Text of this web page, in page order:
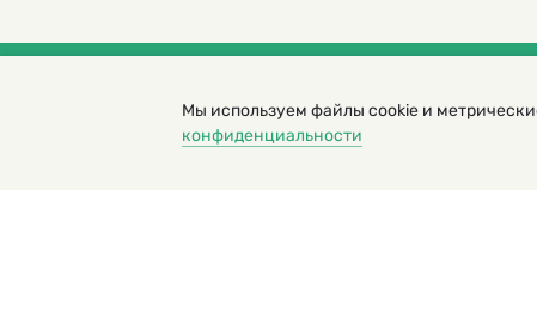
© 2000 – 2026. Кукумбер. Литературный
Копирование материалов возможно только с разрешения
Мы используем файлы cookie и
конфиденциальности